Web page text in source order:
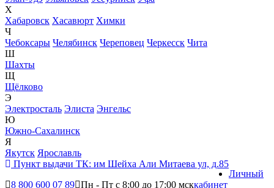
Х
Хабаровск Хасавюрт Химки
Ч
Чебоксары Челябинск Череповец Черкесск Чита
Ш
Шахты
Щ
Щёлково
Э
Электросталь Элиста Энгельс
Ю
Южно-Сахалинск
Я
Якутск Ярославль
Пункт выдачи ТК: им Шейха Али Митаева ул, д.85
8 800 600 07 89 Пн - Пт с 8:00 до 17:00 мск
Личный
кабинет